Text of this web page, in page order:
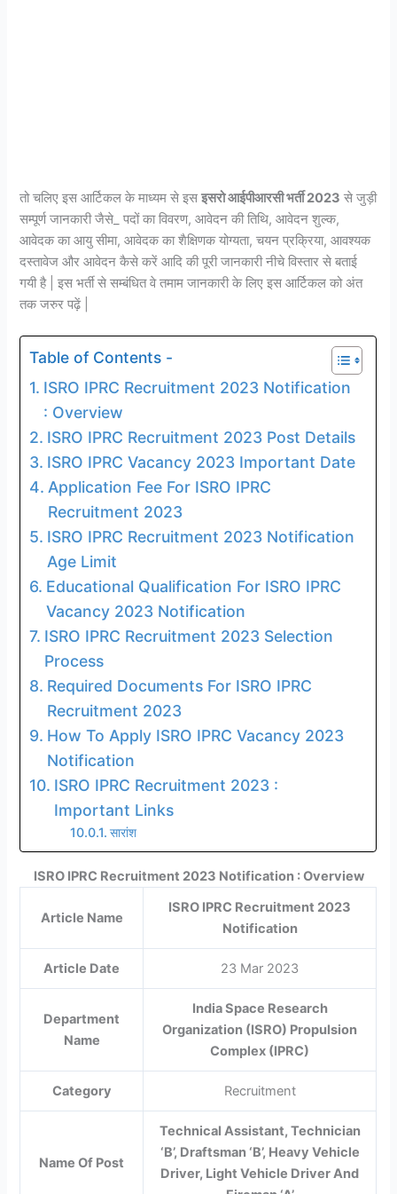
तो चलिए इस आर्टिकल के माध्यम से इसइसरो आईपीआरसी भर्ती 2023 से जुड़ी
सम्पूर्ण जानकारी जैसे_ पदों का विवरण, आवेदन की तिथि, आवेदन शुल्क,
आवेदक का आयु सीमा, आवेदक का शैक्षिणक योग्यता, चयन प्रक्रिया, आवश्यक
दस्तावेज और आवेदन कैसे करें आदि की पूरी जानकारी नीचे विस्तार से बताई
गयी है | इस भर्ती से सम्बंधित वे तमाम जानकारी के लिए इस आर्टिकल को अंत
तक जरुर पढ़ें |
Table of Contents -
ISRO IPRC Recruitment 2023 Notification
: Overview
ISRO IPRC Recruitment 2023 Post Details
ISRO IPRC Vacancy 2023 Important Date
Application Fee For ISRO IPRC
Recruitment 2023
ISRO IPRC Recruitment 2023 Notification
Age Limit
Educational Qualification For ISRO IPRC
Vacancy 2023 Notification
ISRO IPRC Recruitment 2023 Selection
Process
Required Documents For ISRO IPRC
Recruitment 2023
How To Apply ISRO IPRC Vacancy 2023
Notification
ISRO IPRC Recruitment 2023 :
Important Links
सारांश
ISRO IPRC Recruitment 2023 Notification : Overview
Article Name
ISRO IPRC Recruitment 2023
Notification
Article Date 23 Mar 2023
Department
Name
India Space Research
Organization (ISRO) Propulsion
Complex (IPRC)
Category Recruitment
Name Of Post
Technical Assistant, Technician
‘B’, Draftsman ‘B’, Heavy Vehicle
Driver, Light Vehicle Driver And